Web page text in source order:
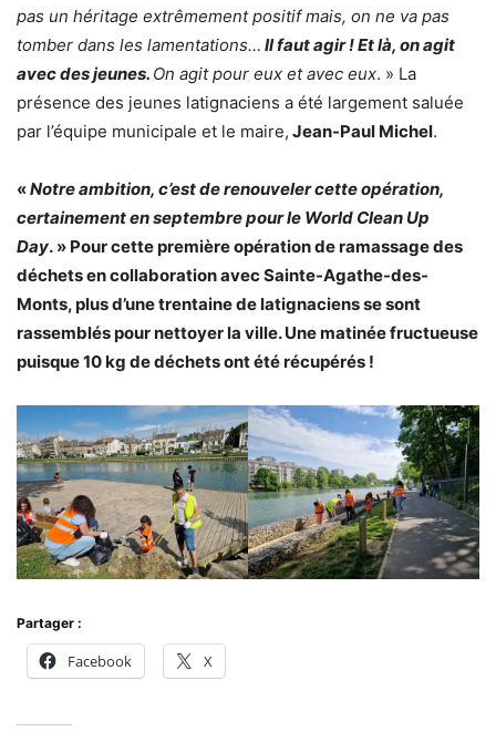
pas un héritage extrêmement positif mais, on ne va pas
tomber dans les lamentations… Il faut agir ! Et là, on agit
avec des jeunes. On agit pour eux et avec eux. » La
présence des jeunes latignaciens a été largement saluée
par l’équipe municipale et le maire, Jean-Paul Michel.
«Notre ambition, c’est de renouveler cette opération,
certainement en septembre pour le World Clean Up
Day. » Pour cette première opération de ramassage des
déchets en collaboration avec Sainte-Agathe-des-
Monts, plus d’une trentaine de latignaciens se sont
rassemblés pour nettoyer la ville. Une matinée fructueuse
puisque 10 kg de déchets ont été récupérés !
Partager :
Facebook X